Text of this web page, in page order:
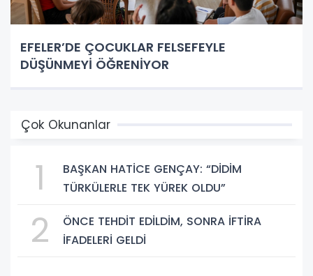
EFELER’DE ÇOCUKLAR FELSEFEYLE
DÜŞÜNMEYİ ÖĞRENİYOR
Çok Okunanlar
1
BAŞKAN HATİCE GENÇAY: “DİDİM
TÜRKÜLERLE TEK YÜREK OLDU”
2
ÖNCE TEHDİT EDİLDİM, SONRA İFTİRA
İFADELERİ GELDİ